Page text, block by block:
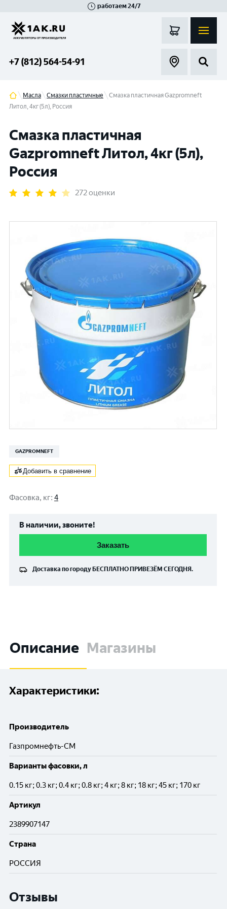
работаем 24/7
+7 (812) 564-54-91
Масла Смазки пластичные
Смазка пластичная Gazpromneft
Литол, 4кг (5л), Россия
Смазка пластичная
Gazpromneft Литол, 4кг (5л),
Россия
272 оценки
GAZPROMNEFT
Добавить в сравнение
Фасовка, кг: 4
В наличии, звоните!
Заказать
Доставка по городу БЕСПЛАТНО ПРИВЕЗЁМ СЕГОДНЯ.
Описание Магазины
Характеристики:
Производитель
Газпромнефть-СМ
Варианты фасовки, л
0.15 кг; 0.3 кг; 0.4 кг; 0.8 кг; 4 кг; 8 кг; 18 кг; 45 кг; 170 кг
Артикул
2389907147
Cтрана
РОССИЯ
Отзывы
Гатчина